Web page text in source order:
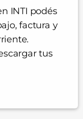
INTI podés
factura y
tus